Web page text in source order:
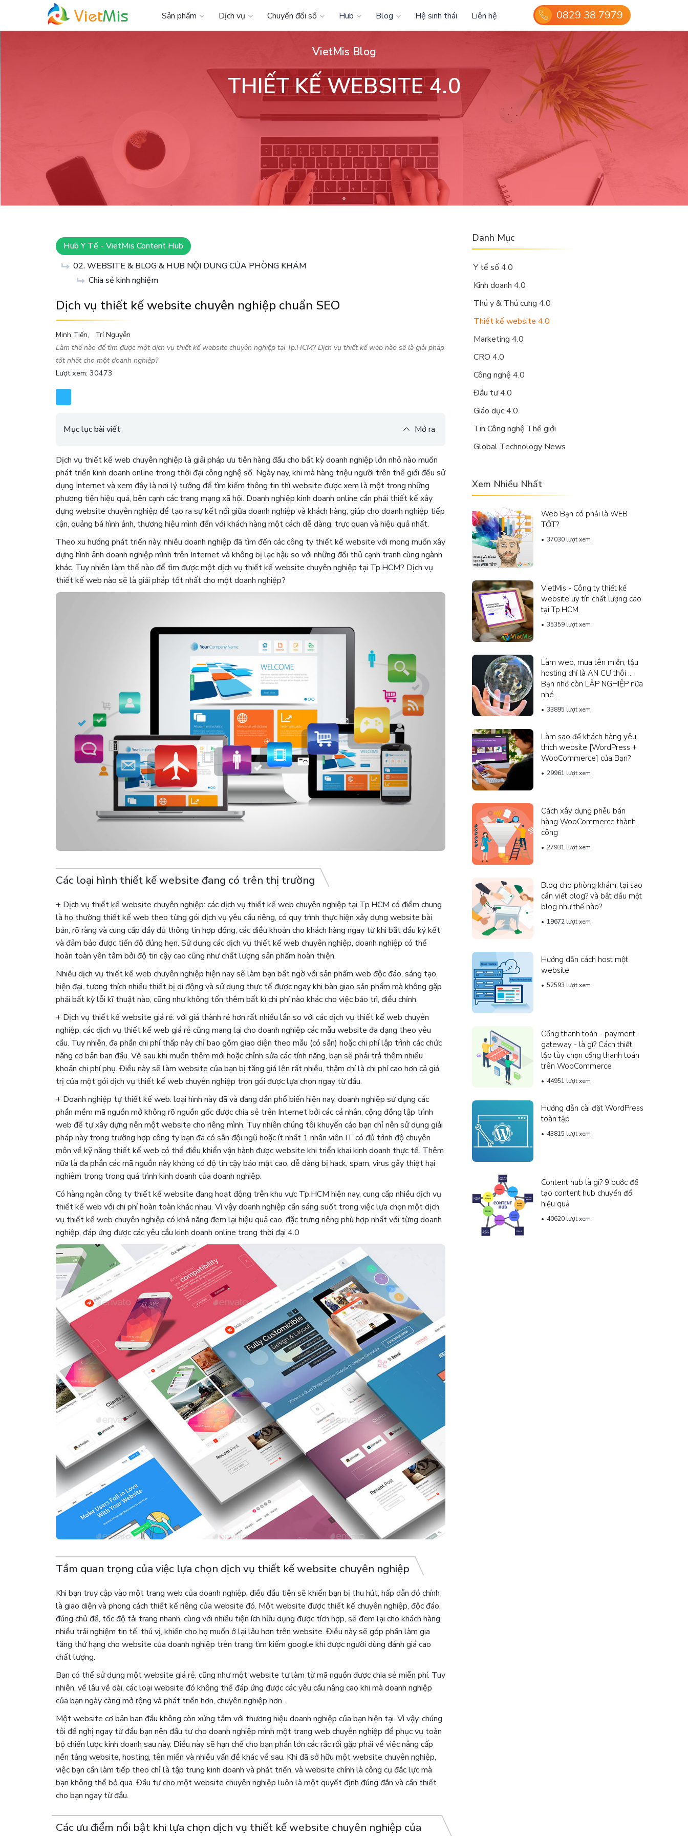
0829 38 7979
Sản phẩm Dịch vụ Chuyển đổi số Hub Blog Hệ sinh thái Liên hệ
VietMis Blog
THIẾT KẾ WEBSITE 4.0
Danh Mục
Y tế số 4.0
Kinh doanh 4.0
Thú y & Thú cưng 4.0
Thiết kế website 4.0
Marketing 4.0
CRO 4.0
Công nghệ 4.0
Đầu tư 4.0
Giáo dục 4.0
Tin Công nghệ Thế giới
Global Technology News
Xem Nhiều Nhất
Web Bạn có phải là WEB
TỐT?
37030 lượt xem
VietMis - Công ty thiết kế
website uy tín chất lượng cao
tại Tp.HCM
35359 lượt xem
Làm web, mua tên miền, tậu
hosting chỉ là AN CƯ thôi ...
Bạn nhớ còn LẬP NGHIỆP nữa
nhé ...
33895 lượt xem
Làm sao để khách hàng yêu
thích website [WordPress +
WooCommerce] của Bạn?
29961 lượt xem
Cách xây dựng phễu bán
hàng WooCommerce thành
công
27931 lượt xem
Blog cho phòng khám: tại sao
cần viết blog? và bắt đầu một
blog như thế nào?
19672 lượt xem
Hướng dẫn cách host một
website
52593 lượt xem
Cổng thanh toán - payment
gateway - là gì? Cách thiết
lập tùy chọn cổng thanh toán
trên WooCommerce
44951 lượt xem
Hướng dẫn cài đặt WordPress
toàn tập
43815 lượt xem
Content hub là gì? 9 bước để
tạo content hub chuyển đổi
hiệu quả
40620 lượt xem
Hub Y Tế - VietMis Content Hub
02. WEBSITE & BLOG & HUB NỘI DUNG CỦA PHÒNG KHÁM
Chia sẻ kinh nghiệm
Dịch vụ thiết kế website chuyên nghiệp chuẩn SEO
Minh Tiến
Trí Nguyễn
Làm thế nào để tìm được một dịch vụ thiết kế website chuyên nghiệp tại Tp.HCM? Dịch vụ thiết kế web nào sẽ là giải pháp
tốt nhất cho một doanh nghiệp?
Lượt xem: 30473
Mục lục bài viết Mở ra
Dịch vụ thiết kế web chuyên nghiệp là giải pháp ưu tiên hàng đầu cho bất kỳ doanh nghiệp lớn nhỏ nào muốn
phát triển kinh doanh online trong thời đại công nghệ số. Ngày nay, khi mà hàng triệu người trên thế giới đều sử
dụng Internet và xem đây là nơi lý tưởng để tìm kiếm thông tin thì website được xem là một trong những
phương tiện hiệu quả, bên cạnh các trang mạng xã hội. Doanh nghiệp kinh doanh online cần phải thiết kế xây
dựng website chuyên nghiệp để tạo ra sự kết nối giữa doanh nghiệp và khách hàng, giúp cho doanh nghiệp tiếp
cận, quảng bá hình ảnh, thương hiệu mình đến với khách hàng một cách dễ dàng, trực quan và hiệu quả nhất.
Theo xu hướng phát triển này, nhiều doanh nghiệp đã tìm đến các công ty thiết kế website với mong muốn xây
dựng hình ảnh doanh nghiệp mình trên Internet và không bị lạc hậu so với những đối thủ cạnh tranh cùng ngành
khác. Tuy nhiên làm thế nào để tìm được một dịch vụ thiết kế website chuyên nghiệp tại Tp.HCM? Dịch vụ
thiết kế web nào sẽ là giải pháp tốt nhất cho một doanh nghiệp?
Các loại hình thiết kế website đang có trên thị trường
+ Dịch vụ thiết kế website chuyên nghiệp: các dịch vụ thiết kế web chuyên nghiệp tại Tp.HCM có điểm chung
là họ thường thiết kế web theo từng gói dịch vụ yêu cầu riêng, có quy trình thực hiện xây dựng website bài
bản, rõ ràng và cung cấp đầy đủ thông tin hợp đồng, các điều khoản cho khách hàng ngay từ khi bắt đầu ký kết
và đảm bảo được tiến độ đúng hẹn. Sử dụng các dịch vụ thiết kế web chuyên nghiệp, doanh nghiệp có thể
hoàn toàn yên tâm bởi độ tin cậy cao cũng như chất lượng sản phẩm hoàn thiện.
Nhiều dịch vụ thiết kế web chuyên nghiệp hiện nay sẽ làm bạn bất ngờ với sản phẩm web độc đáo, sáng tạo,
hiện đại, tương thích nhiều thiết bị di động và sử dụng thực tế được ngay khi bàn giao sản phẩm mà không gặp
phải bất kỳ lỗi kĩ thuật nào, cũng như không tốn thêm bất kì chi phí nào khác cho việc bảo trì, điều chỉnh.
+ Dịch vụ thiết kế website giá rẻ: với giá thành rẻ hơn rất nhiều lần so với các dịch vụ thiết kế web chuyên
nghiệp, các dịch vụ thiết kế web giá rẻ cũng mang lại cho doanh nghiệp các mẫu website đa dạng theo yêu
cầu. Tuy nhiên, đa phần chi phí thấp này chỉ bao gồm giao diện theo mẫu (có sẵn) hoặc chi phí lập trình các chức
năng cơ bản ban đầu. Về sau khi muốn thêm mới hoặc chỉnh sửa các tính năng, bạn sẽ phải trả thêm nhiều
khoản chi phí phụ. Điều này sẽ làm website của bạn bị tăng giá lên rất nhiều, thậm chí là chi phí cao hơn cả giá
trị của một gói dịch vụ thiết kế web chuyên nghiệp trọn gói được lựa chọn ngay từ đầu.
+ Doanh nghiệp tự thiết kế web: loại hình này đã và đang dần phổ biến hiện nay, doanh nghiệp sử dụng các
phần mềm mã nguồn mở không rõ nguồn gốc được chia sẻ trên Internet bởi các cá nhân, cộng đồng lập trình
web để tự xây dựng nên một website cho riêng mình. Tuy nhiên chúng tôi khuyến cáo bạn chỉ nên sử dụng giải
pháp này trong trường hợp công ty bạn đã có sẵn đội ngũ hoặc ít nhất 1 nhân viên IT có đủ trình độ chuyên
môn về kỹ năng thiết kế web có thể điều khiển vận hành được website khi triển khai kinh doanh thực tế. Thêm
nữa là đa phần các mã nguồn này không có độ tin cậy bảo mật cao, dễ dàng bị hack, spam, virus gây thiệt hại
nghiêm trọng trong quá trình kinh doanh của doanh nghiệp.
Có hàng ngàn công ty thiết kế website đang hoạt động trên khu vực Tp.HCM hiện nay, cung cấp nhiều dịch vụ
thiết kế web với chi phí hoàn toàn khác nhau. Vì vậy doanh nghiệp cần sáng suốt trong việc lựa chọn một dịch
vụ thiết kế web chuyên nghiệp có khả năng đem lại hiệu quả cao, đặc trưng riêng phù hợp nhất với từng doanh
nghiệp, đáp ứng được các yêu cầu kinh doanh online trong thời đại 4.0
Tầm quan trọng của việc lựa chọn dịch vụ thiết kế website chuyên nghiệp
Khi bạn truy cập vào một trang web của doanh nghiệp, điều đầu tiên sẽ khiến bạn bị thu hút, hấp dẫn đó chính
là giao diện và phong cách thiết kế riêng của website đó. Một website được thiết kế chuyên nghiệp, độc đáo,
đúng chủ đề, tốc độ tải trang nhanh, cùng với nhiều tiện ích hữu dụng được tích hợp, sẽ đem lại cho khách hàng
nhiều trải nghiệm tin tế, thú vị, khiến cho họ muốn ở lại lâu hơn trên website. Điều này sẽ góp phần làm gia
tăng thứ hạng cho website của doanh nghiệp trên trang tìm kiếm google khi được người dùng đánh giá cao
chất lượng.
Bạn có thể sử dụng một website giá rẻ, cũng như một website tự làm từ mã nguồn được chia sẻ miễn phí. Tuy
nhiên, về lâu về dài, các loại website đó không thể đáp ứng được các yêu cầu nâng cao khi mà doanh nghiệp
của bạn ngày càng mở rộng và phát triển hơn, chuyên nghiệp hơn.
Một website cơ bản ban đầu không còn xứng tầm với thương hiệu doanh nghiệp của bạn hiện tại. Vì vậy, chúng
tôi đề nghị ngay từ đầu bạn nên đầu tư cho doanh nghiệp mình một trang web chuyên nghiệp để phục vụ toàn
bộ chiến lược kinh doanh sau này. Điều này sẽ hạn chế cho bạn phần lớn các rắc rối gặp phải về việc nâng cấp
nền tảng website, hosting, tên miền và nhiều vấn đề khác về sau. Khi đã sở hữu một website chuyên nghiệp,
việc bạn cần làm tiếp theo chỉ là tập trung kinh doanh và phát triển, và website chính là công cụ đắc lực mà
bạn không thể bỏ qua. Đầu tư cho một website chuyên nghiệp luôn là một quyết định đúng đắn và cần thiết
cho bạn ngay từ đầu.
Các ưu điểm nổi bật khi lựa chọn dịch vụ thiết kế website chuyên nghiệp của